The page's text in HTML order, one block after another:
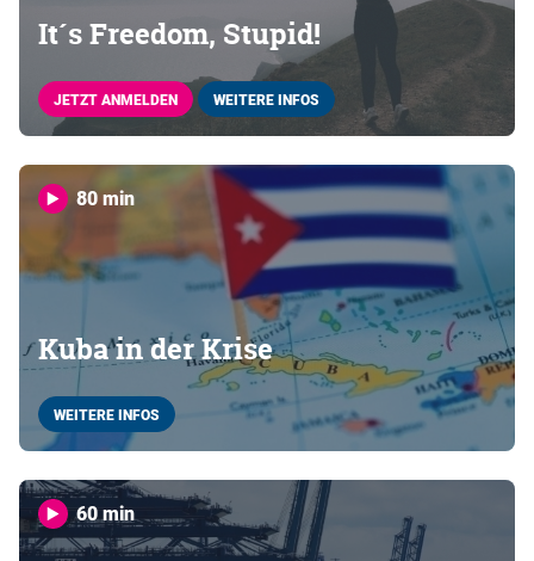
It´s Freedom, Stupid!
JETZT ANMELDEN WEITERE INFOS
80 min
Kuba in der Krise
WEITERE INFOS
60 min